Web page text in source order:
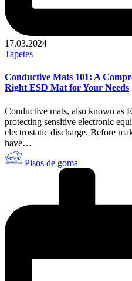
17.03.2024
Publicado
Tapetes
Conductive Mats 101: A
Right ESD Mat for Your Needs
Conductive mats, also known as
protecting sensitive electronic
electrostatic discharge. Before
have…
Publicado
por
Pisos de goma